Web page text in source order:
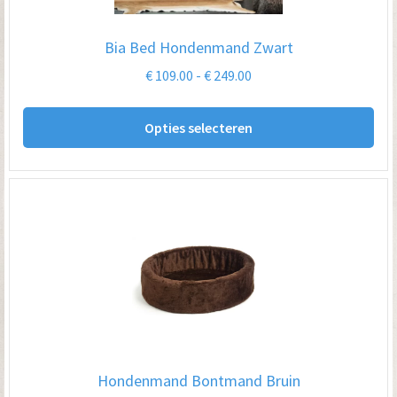
Bia Bed Hondenmand Zwart
€ 109.00 - € 249.00
€ 249.00
Opties selecteren
Dit
Hondenmand Bontmand Bruin